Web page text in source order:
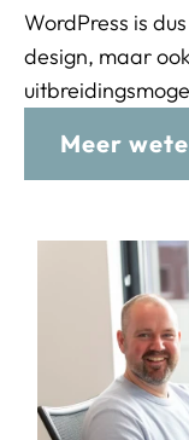
WordPress is
design, maar
Meer